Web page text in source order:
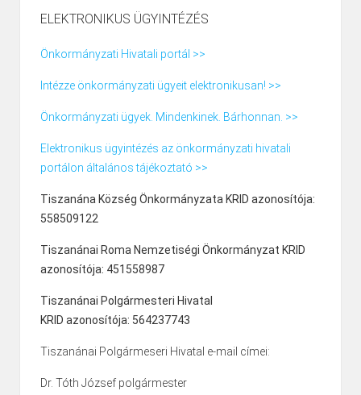
ELEKTRONIKUS ÜGYINTÉZÉS
Önkormányzati Hivatali portál >>
Intézze önkormányzati ügyeit elektronikusan! >>
Önkormányzati ügyek. Mindenkinek. Bárhonnan. >>
Elektronikus ügyintézés az önkormányzati hivatali
portálon általános tájékoztató >>
Tiszanána Község Önkormányzata KRID azonosítója:
558509122
Tiszanánai Roma Nemzetiségi Önkormányzat KRID
azonosítója: 451558987
Tiszanánai Polgármesteri Hivatal
KRID azonosítója: 564237743
Tiszanánai Polgármeseri Hivatal e-mail címei:
Dr. Tóth József polgármester